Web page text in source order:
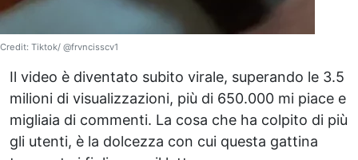
Credit: Tiktok/ @frvncisscv1
Il video è diventato subito virale, superando le 3.5
milioni di visualizzazioni, più di 650.000 mi piace e
migliaia di commenti. La cosa che ha colpito di più
gli utenti, è la dolcezza con cui questa gattina